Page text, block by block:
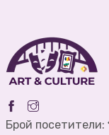
Брой посетители: